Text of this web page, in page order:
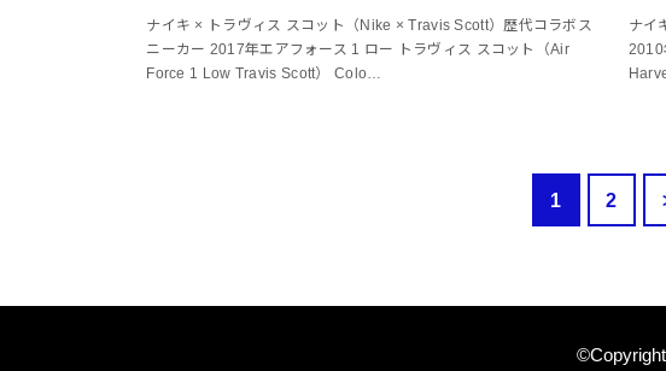
ナイキ × トラヴィス スコット（Nike × Travis Scott）歴代コラボス
ニーカー 2017年エアフォース 1 ロー トラヴィス スコット（Air
Force 1 Low Travis Scott） Colo…
ナイ
1 2